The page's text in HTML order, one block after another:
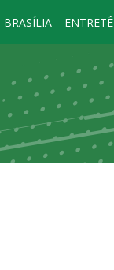
BRASÍLIA ENTRETÊ